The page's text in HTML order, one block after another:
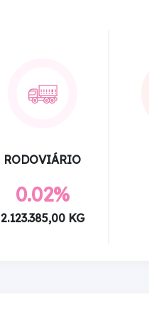
RODOVIÁRIO
0.02%
2.123.385,00 KG